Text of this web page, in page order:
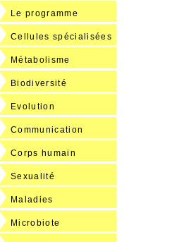
Le programme
Cellules spécialisées
Métabolisme
Biodiversité
Evolution
Communication
Corps humain
Sexualité
Maladies
Microbiote